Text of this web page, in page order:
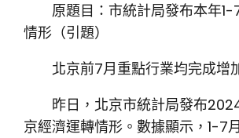
原題目：市統計局發布本年
情形（引題）
北京前7月重點行業均完成增
昨日，北京市統計局發布
京經濟運轉情形。數據顯示，1-7